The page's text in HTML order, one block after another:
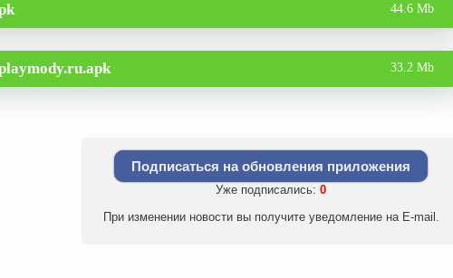
44.6 Mb
33.2 Mb
Подписаться на обновления приложения
Уже подписались: 0
При изменении новости вы получите уведомление на E-mail.